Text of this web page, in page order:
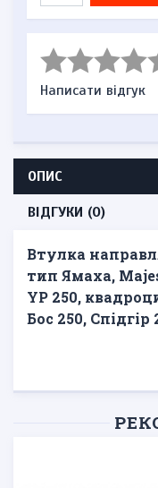
Написати відгук
ОПИС
ВІДГУКИ (0)
Втулка
тип Ямаха,
YP 250,
Бос 250, Спідгір